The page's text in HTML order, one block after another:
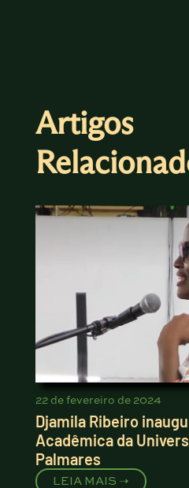
Artigos
22 de fevereiro de 2024
Djamila Ribeiro
Acadêmica da
Palmares
LEIA MAIS ➝